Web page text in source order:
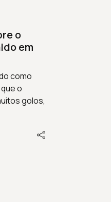
o
em
como
o
golos,